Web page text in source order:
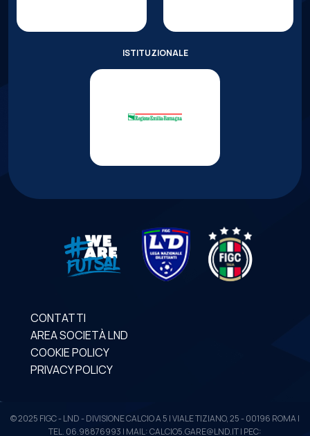
ISTITUZIONALE
CONTATTI
AREA SOCIETÀ LND
COOKIE POLICY
PRIVACY POLICY
© 2025 FIGC - LND - DIVISIONE CALCIO A 5 | VIALE TIZIANO, 25 - 00196 ROMA |
TEL. 06.98876993 | MAIL: CALCIO5.GARE@LND.IT | PEC: